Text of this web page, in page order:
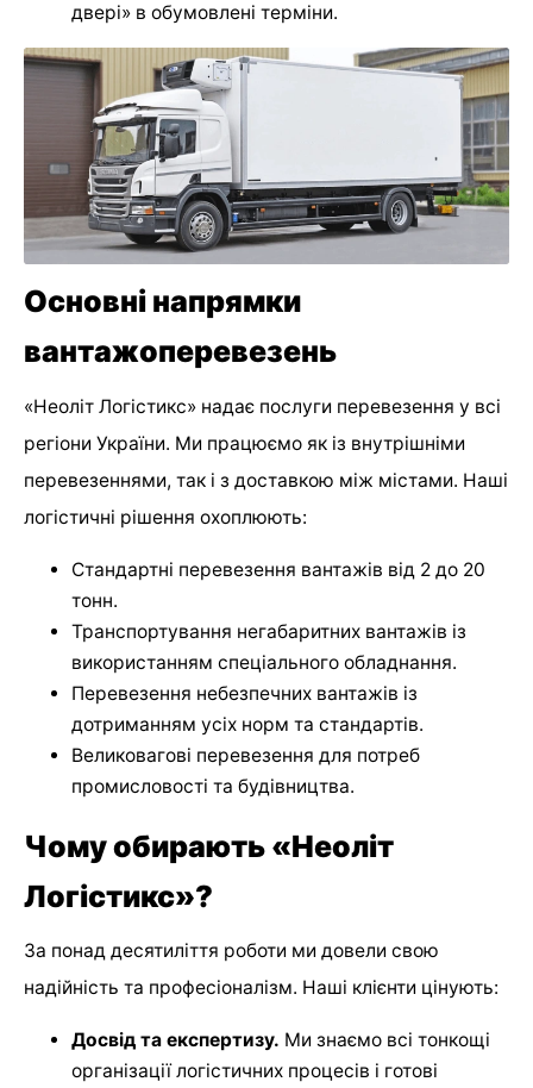
двері» в обумовлені терміни.
Основні напрямки
вантажоперевезень
«Неоліт Логістикс» надає послуги перевезення у всі
регіони України. Ми працюємо як із внутрішніми
перевезеннями, так і з доставкою між містами. Наші
логістичні рішення охоплюють:
Стандартні перевезення вантажів від 2 до 20
тонн.
Транспортування негабаритних вантажів із
використанням спеціального обладнання.
Перевезення небезпечних вантажів із
дотриманням усіх норм та стандартів.
Великовагові перевезення для потреб
промисловості та будівництва.
Чому обирають «Неоліт
Логістикс»?
За понад десятиліття роботи ми довели свою
надійність та професіоналізм. Наші клієнти цінують:
Досвід та експертизу. Ми знаємо всі тонкощі
організації логістичних процесів і готові